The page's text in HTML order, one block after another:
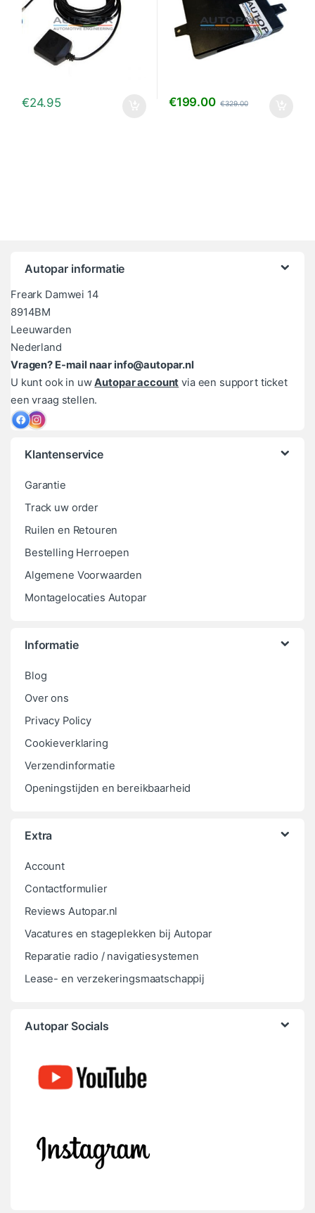
€24.95 €199.00 €329.00
Autopar informatie
Freark Damwei 14
8914BM
Leeuwarden
Nederland
Vragen? E-mail naar info@autopar.nl
U kunt ook in uwAutopar account via een support ticket
een vraag stellen.
Klantenservice
Garantie
Track uw order
Ruilen en Retouren
Bestelling Herroepen
Algemene Voorwaarden
Montagelocaties Autopar
Informatie
Blog
Over ons
Privacy Policy
Cookieverklaring
Verzendinformatie
Openingstijden en bereikbaarheid
Extra
Account
Contactformulier
Reviews Autopar.nl
Vacatures en stageplekken bij Autopar
Reparatie radio / navigatiesystemen
Lease- en verzekeringsmaatschappij
Autopar Socials